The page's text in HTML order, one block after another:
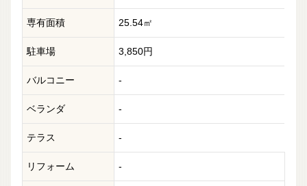
専有面積 25.54㎡
駐車場 3,850円
バルコニー -
ベランダ -
テラス -
リフォーム -